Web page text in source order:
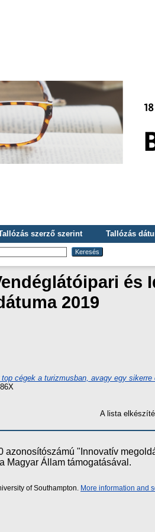
szerző szerint Tallózás
és
2019
cégek a turizmusban, avagy egy sikerre
A lista
"Innovatív
Magyar Állam támogatásával.
of Southampton. More information and